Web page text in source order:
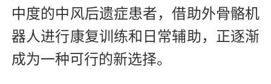
中度的中风后遗症患者，借助外骨骼机
器人进行康复训练和日常辅助，正逐渐
成为一种可行的新选择。